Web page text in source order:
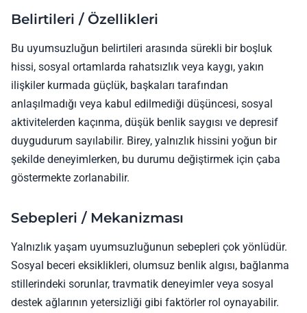
Belirtileri / Özellikleri
Bu uyumsuzluğun belirtileri arasında sürekli bir boşluk
hissi, sosyal ortamlarda rahatsızlık veya kaygı, yakın
ilişkiler kurmada güçlük, başkaları tarafından
anlaşılmadığı veya kabul edilmediği düşüncesi, sosyal
aktivitelerden kaçınma, düşük benlik saygısı ve depresif
duygudurum sayılabilir. Birey, yalnızlık hissini yoğun bir
şekilde deneyimlerken, bu durumu değiştirmek için çaba
göstermekte zorlanabilir.
Sebepleri / Mekanizması
Yalnızlık yaşam uyumsuzluğunun sebepleri çok yönlüdür.
Sosyal beceri eksiklikleri, olumsuz benlik algısı, bağlanma
stillerindeki sorunlar, travmatik deneyimler veya sosyal
destek ağlarının yetersizliği gibi faktörler rol oynayabilir.